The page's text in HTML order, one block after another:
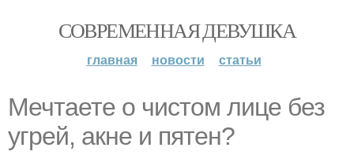
СОВРЕМЕННАЯ ДЕВУШКА
главная новости статьи
Мечтаете о чистом лице без
угрей, акне и пятен?